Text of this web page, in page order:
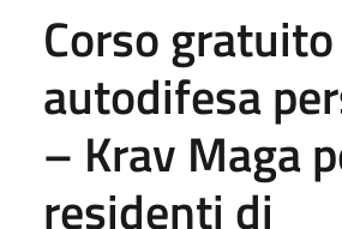
Corso
autodifesa
– Krav Maga
residenti di